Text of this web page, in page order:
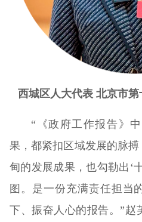
西城区人大代表 北京市
“《政府工作报告》中
果，都紧扣区域发展的脉
甸的发展成果，也勾勒出‘
图。是一份充满责任担当
下、振奋人心的报告。”赵